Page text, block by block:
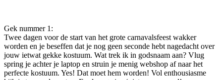
Gek nummer 1:
Twee dagen voor de start van het grote carnavalsfeest wakker
worden en je beseffen dat je nog geen seconde hebt nagedacht over
jouw ietwat gekke kostuum. Wat trek ik in godsnaam aan? Vlug
spring je achter je laptop en struin je menig webshop af naar het
perfecte kostuum. Yes! Dat moet hem worden! Vol enthousiasme